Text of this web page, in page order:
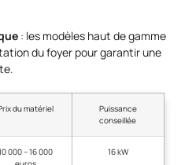
: les modèles haut de gamme
du foyer pour garantir une
du matériel
Puissance
conseillée
000 – 16 000
16 kW